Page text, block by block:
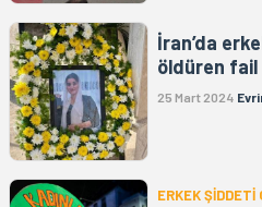
İran’da
öldüren fail
25 Mart 2024
ERKEK